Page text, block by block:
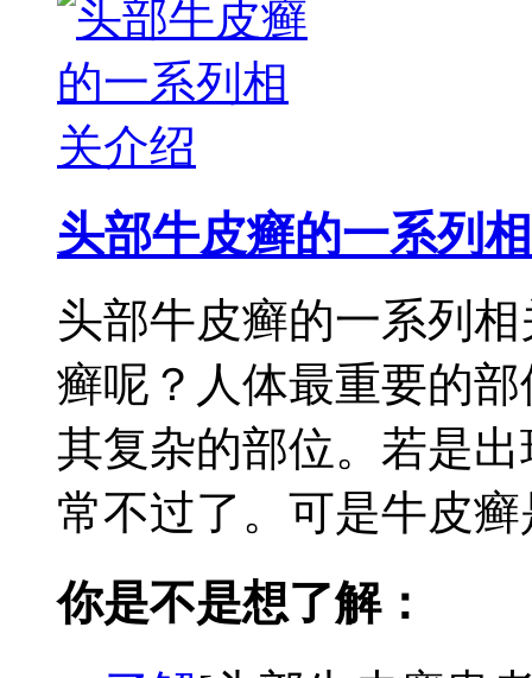
头部牛皮癣的一系列相
头部牛皮癣的一系列
癣呢？人体最重要的
其复杂的部位。若是
常不过了。可是牛皮
你是不是想了解：